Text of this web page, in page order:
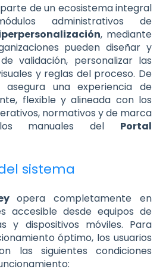
de un ecosistema integral
administrativos de
, mediante
pueden diseñar y
validación, personalizar las
y reglas del proceso. De
una experiencia de
flexible y alineada con los
normativos y de marca
manuales del Portal
sistema
opera completamente en
accesible desde equipos de
y dispositivos móviles. Para
óptimo, los usuarios
las siguientes condiciones